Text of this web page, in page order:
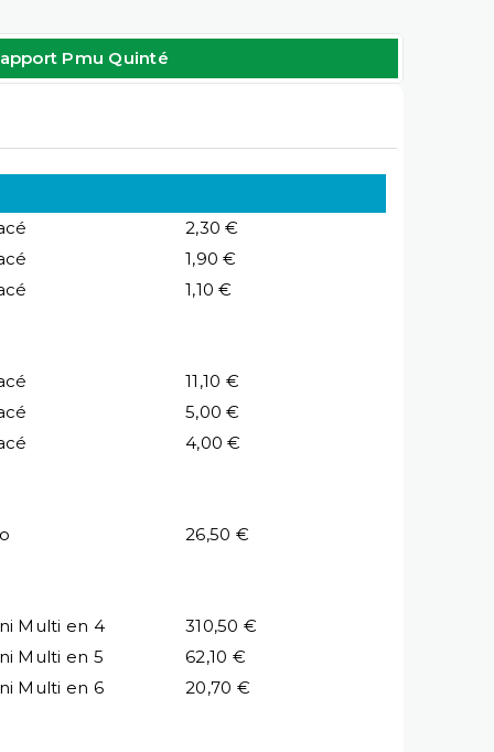
Pmu Quinté
2,30 €
1,90 €
1,10 €
11,10 €
5,00 €
4,00 €
26,50 €
Multi en 4
310,50 €
Multi en 5
62,10 €
Multi en 6
20,70 €